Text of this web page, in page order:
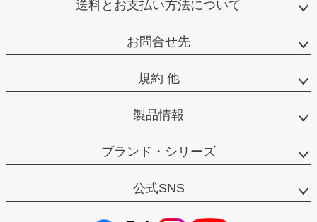
送料とお支払い方法について
お問合せ先
規約 他
製品情報
ブランド・シリーズ
公式SNS